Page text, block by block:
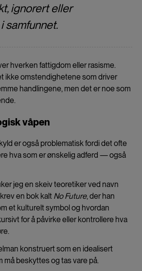
ignorert eller
samfunnet.
hverken fattigdom eller rasisme.
ikke omstendighetene som driver
handlingene, men det er noe som
våpen
er også problematisk fordi det ofte
hva som er ønskelig adferd — også
jeg en skeiv teoretiker ved navn
en bok kalt No Future, der han
et kulturelt symbol og hvordan
for å påvirke eller kontrollere hva
konstruert som en idealisert
må beskyttes og tas vare på.